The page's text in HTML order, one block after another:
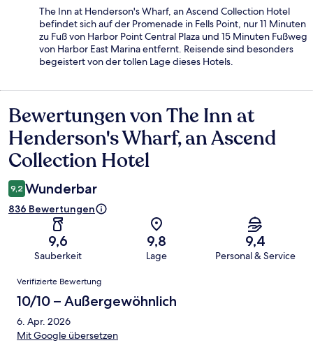
The Inn at Henderson's Wharf, an Ascend Collection Hotel
befindet sich auf der Promenade in Fells Point, nur 11 Minuten
zu Fuß von Harbor Point Central Plaza und 15 Minuten Fußweg
von Harbor East Marina entfernt. Reisende sind besonders
begeistert von der tollen Lage dieses Hotels.
Bewertungen
Bewertungen von The Inn at
Henderson's Wharf, an Ascend
Collection Hotel
9,2 Wunderbar
836 Bewertungen
9,6
Sauberkeit
9,8
Lage
9,4
Personal & Service
Bewertungen
Verifizierte Bewertung
10/10 – Außergewöhnlich
6. Apr. 2026
Mit Google übersetzen